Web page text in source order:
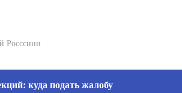
Росссиии
куда подать жалобу